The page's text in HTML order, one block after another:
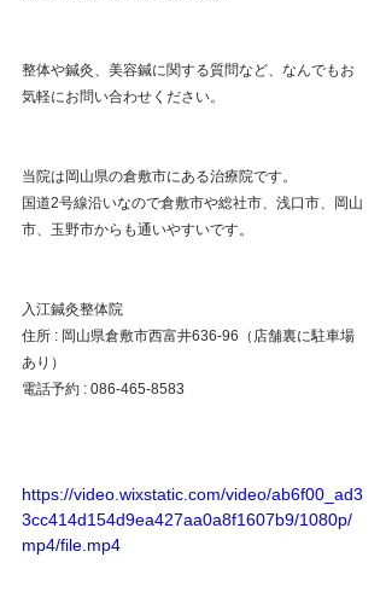
整体や鍼灸、美容鍼に関する質問など、なんでもお
気軽にお問い合わせください。
当院は岡山県の倉敷市にある治療院です。
国道2号線沿いなので倉敷市や総社市、浅口市、岡山
市、玉野市からも通いやすいです。
入江鍼灸整体院
住所 : 岡山県倉敷市西富井636-96（店舗裏に駐車場
あり）
電話予約 : 086-465-8583
https://video.wixstatic.com/video/ab6f00_ad3
3cc414d154d9ea427aa0a8f1607b9/1080p/
mp4/file.mp4